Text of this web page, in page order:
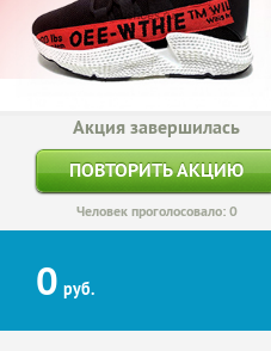
Акция завершилась
ПОВТОРИТЬ АКЦИЮ
Человек проголосовало: 0
0 руб.